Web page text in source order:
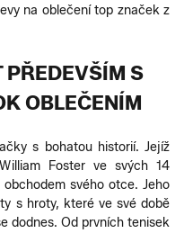
na oblečení top značek z
PŘEDEVŠÍM S
OBLEČENÍM
s bohatou historií. Jejíž
Foster ve svých 14
svého otce. Jeho
s hroty, které ve své době
dodnes. Od prvních tenisek